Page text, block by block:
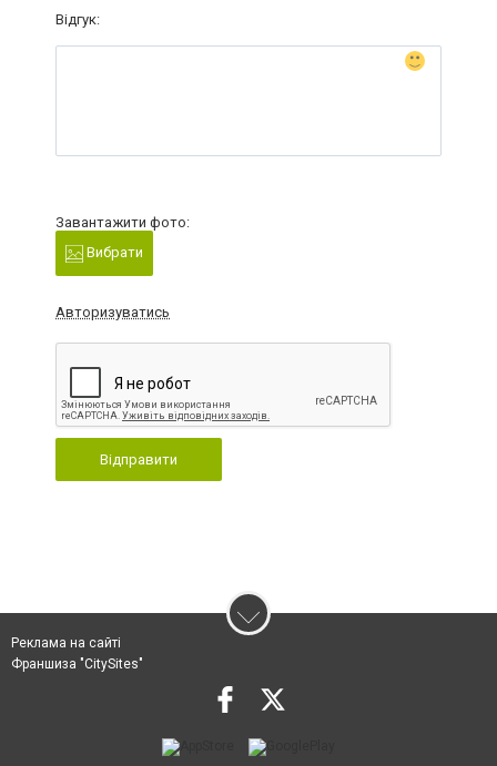
Відгук:
Завантажити фото:
Вибрати
Авторизуватись
Відправити
Реклама на сайті
Франшиза "CitySites"